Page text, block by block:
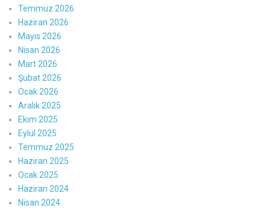
Temmuz 2026
Haziran 2026
Mayıs 2026
Nisan 2026
Mart 2026
Şubat 2026
Ocak 2026
Aralık 2025
Ekim 2025
Eylül 2025
Temmuz 2025
Haziran 2025
Ocak 2025
Haziran 2024
Nisan 2024